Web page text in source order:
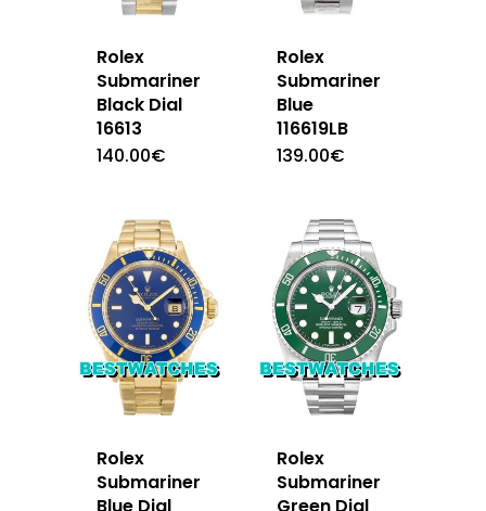
Rolex
Submariner
Black Dial
16613
140.00€
Rolex
Submariner
Blue
116619LB
139.00€
Rolex
Submariner
Blue Dial
Rolex
Submariner
Green Dial